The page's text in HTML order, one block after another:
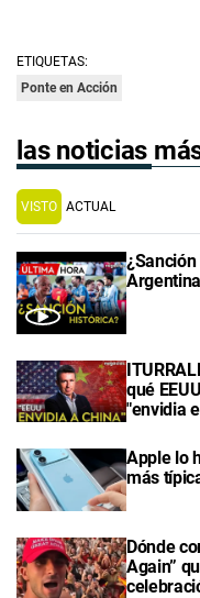
ETIQUETAS:
Ponte en Acción
las noticias
VISTO ACTUAL
qué
"envidia
Apple lo
más
Dónde
Again”